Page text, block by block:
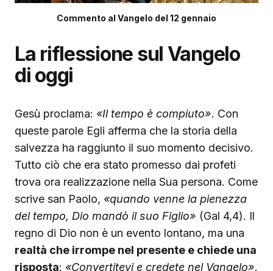
Commento al Vangelo del 12 gennaio
La riflessione sul Vangelo
di oggi
Gesù proclama: «Il tempo è compiuto». Con
queste parole Egli afferma che la storia della
salvezza ha raggiunto il suo momento decisivo.
Tutto ciò che era stato promesso dai profeti
trova ora realizzazione nella Sua persona. Come
scrive san Paolo, «quando venne la pienezza
del tempo, Dio mandò il suo Figlio» (Gal 4,4). Il
regno di Dio non è un evento lontano, ma una
realtà che irrompe nel presente e chiede una
risposta: «Convertitevi e credete nel Vangelo».